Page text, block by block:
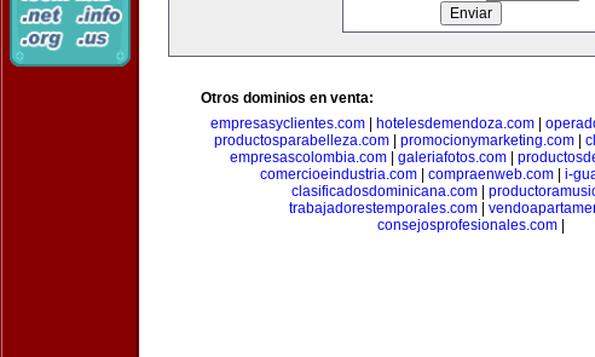
Otros dominios en venta:
empresasyclientes.com
hotelesdemendoza.com
productosparabelleza.com
promocionymarketing.com
empresascolombia.com
galeriafotos.com
comercioeindustria.com| compraenweb.com| i-
clasificadosdominicana.com
trabajadorestemporales.com
consejosprofesionales.com|